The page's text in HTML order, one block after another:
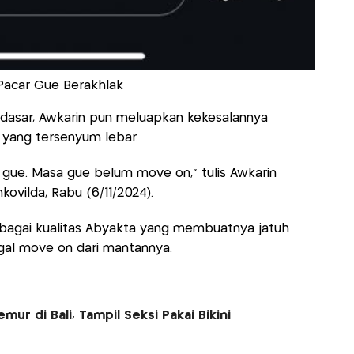
Gue Berakhlak
Awkarin pun meluapkan kekesalannya
tersenyum lebar.
Masa gue belum move on," tulis Awkarin
Rabu (6/11/2024).
kualitas Abyakta yang membuatnya jatuh
move on dari mantannya.
di Bali, Tampil Seksi Pakai Bikini